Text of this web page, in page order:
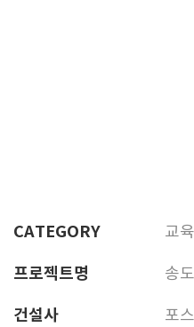
CATEGORY 교
프로젝트명 송
건설사 포